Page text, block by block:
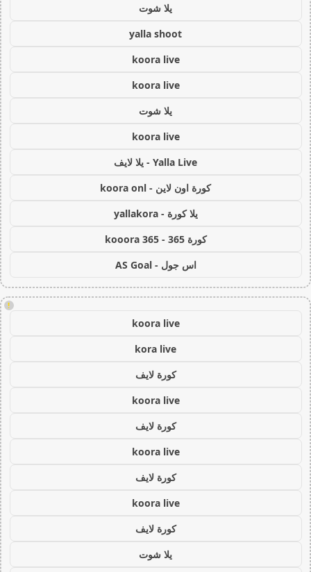
يلا شوت
yalla shoot
koora live
koora live
يلا شوت
koora live
Yalla Live - يلا لايف
كورة اون لاين - koora onl
يلا كورة - yallakora
كورة 365 - kooora 365
اس جول - AS Goal
!
koora live
kora live
كورة لايف
koora live
كورة لايف
koora live
كورة لايف
koora live
كورة لايف
يلا شوت